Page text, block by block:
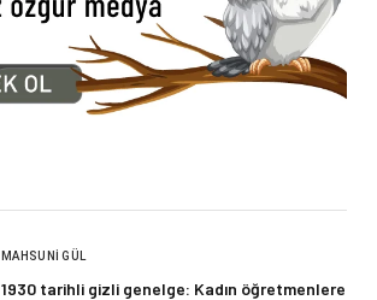
MAHSUNI GÜL
1930 tarihli gizli genelge: Kadın öğretmenlere